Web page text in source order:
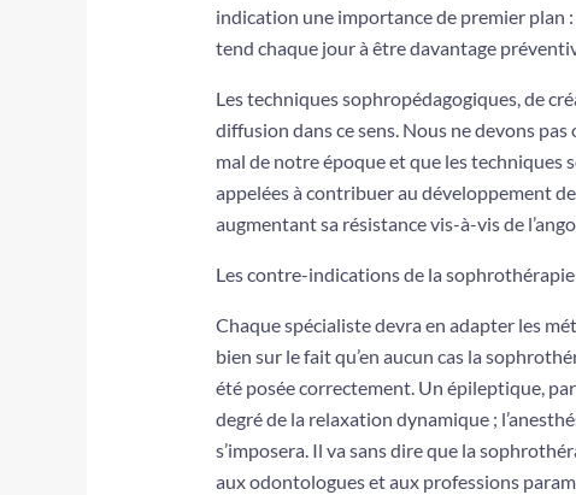
indi­cation une importance de premier plan
tend chaque jour à être davantage
Les techniques sophropédagogiques, de
diffusion dans ce sens. Nous ne devons
mal de notre époque et que les
appelées à con­tribuer au développement
augmentant sa résistance vis-à-vis de
Les contre-indications de la
Chaque spécialiste devra en adapter les
bien sur le fait qu’en aucun cas la
été posée correctement. Un épileptique,
degré de la relaxation dynamique ;
s’imposera. Il va sans dire que la
aux odontologues et aux professions